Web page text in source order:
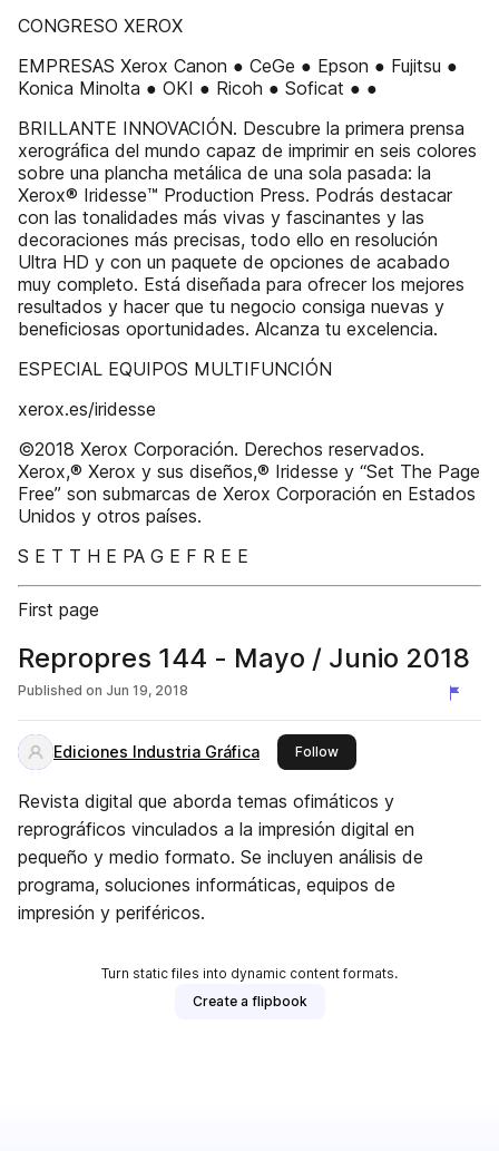
CONGRESO XEROX
EMPRESAS Xerox Canon ● CeGe ● Epson ● Fujitsu ●
Konica Minolta ● OKI ● Ricoh ● Soficat ● ●
BRILLANTE INNOVACIÓN. Descubre la primera prensa
xerográﬁca del mundo capaz de imprimir en seis colores
sobre una plancha metálica de una sola pasada: la
Xerox® Iridesse™ Production Press. Podrás destacar
con las tonalidades más vivas y fascinantes y las
decoraciones más precisas, todo ello en resolución
Ultra HD y con un paquete de opciones de acabado
muy completo. Está diseñada para ofrecer los mejores
resultados y hacer que tu negocio consiga nuevas y
beneﬁciosas oportunidades. Alcanza tu excelencia.
ESPECIAL EQUIPOS MULTIFUNCIÓN
xerox.es/iridesse
©2018 Xerox Corporación. Derechos reservados.
Xerox,® Xerox y sus diseños,® Iridesse y “Set The Page
Free” son submarcas de Xerox Corporación en Estados
Unidos y otros países.
S E T T H E PA G E F R E E
First page
Repropres 144 - Mayo / Junio 2018
Published on Jun 19, 2018
Ediciones Industria Gráfica Followthis publisher
Revista digital que aborda temas ofimáticos y
reprográficos vinculados a la impresión digital en
pequeño y medio formato. Se incluyen análisis de
programa, soluciones informáticas, equipos de
impresión y periféricos.
Turn static files into dynamic content formats.
Create a flipbook